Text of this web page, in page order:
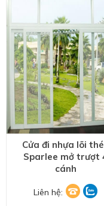
Cửa đi nhựa lõi
Sparlee mở trượt
cánh
Liên hệ: